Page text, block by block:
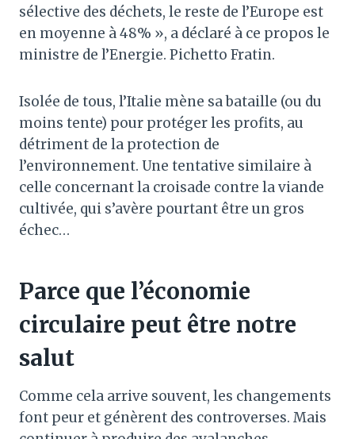
sélective des déchets, le reste de l’Europe est
en moyenne à 48% », a déclaré à ce propos le
ministre de l’Energie. Pichetto Fratin.
Isolée de tous, l’Italie mène sa bataille (ou du
moins tente) pour protéger les profits, au
détriment de la protection de
l’environnement. Une tentative similaire à
celle concernant la croisade contre la viande
cultivée, qui s’avère pourtant être un gros
échec…
Parce que l’économie
circulaire peut être notre
salut
Comme cela arrive souvent, les changements
font peur et génèrent des controverses. Mais